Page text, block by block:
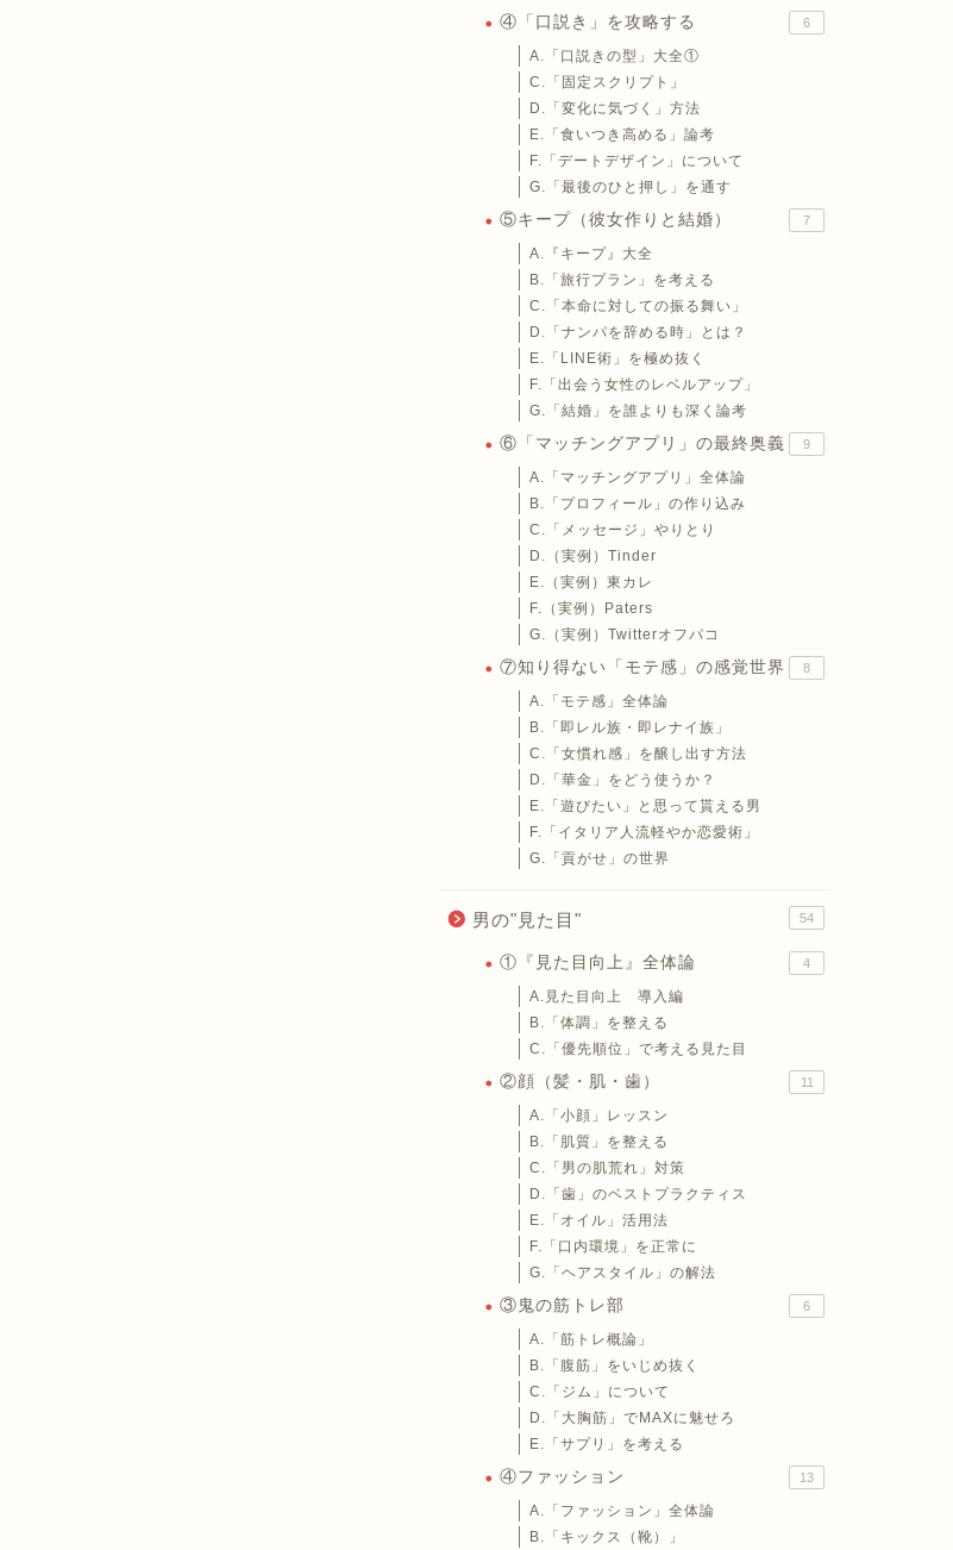
④「口説き」を攻略する 6
A.「口説きの型」大全①
C.「固定スクリプト」
D.「変化に気づく」方法
E.「食いつき高める」論考
F.「デートデザイン」について
G.「最後のひと押し」を通す
⑤キープ（彼女作りと結婚） 7
A.『キープ』大全
B.「旅行プラン」を考える
C.「本命に対しての振る舞い」
D.「ナンパを辞める時」とは？
E.「LINE術」を極め抜く
F.「出会う女性のレベルアップ」
G.「結婚」を誰よりも深く論考
⑥「マッチングアプリ」の最終奥義 9
A.「マッチングアプリ」全体論
B.「プロフィール」の作り込み
C.「メッセージ」やりとり
D.（実例）Tinder
E.（実例）東カレ
F.（実例）Paters
G.（実例）Twitterオフパコ
⑦知り得ない「モテ感」の感覚世界 8
A.「モテ感」全体論
B.「即レル族・即レナイ族」
C.「女慣れ感」を醸し出す方法
D.「華金」をどう使うか？
E.「遊びたい」と思って貰える男
F.「イタリア人流軽やか恋愛術」
G.「貢がせ」の世界
男の"見た目" 54
①『見た目向上』全体論 4
A.見た目向上 導入編
B.「体調」を整える
C.「優先順位」で考える見た目
②顔（髪・肌・歯） 11
A.「小顔」レッスン
B.「肌質」を整える
C.「男の肌荒れ」対策
D.「歯」のベストプラクティス
E.「オイル」活用法
F.「口内環境」を正常に
G.「ヘアスタイル」の解法
③鬼の筋トレ部 6
A.「筋トレ概論」
B.「腹筋」をいじめ抜く
C.「ジム」について
D.「大胸筋」でMAXに魅せろ
E.「サプリ」を考える
④ファッション 13
A.「ファッション」全体論
B.「キックス（靴）」